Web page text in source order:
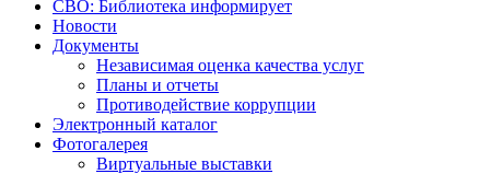
СВО: Библиотека информирует
Новости
Документы
Независимая оценка качества услуг
Планы и отчеты
Противодействие коррупции
Электронный каталог
Фотогалерея
Виртуальные выставки